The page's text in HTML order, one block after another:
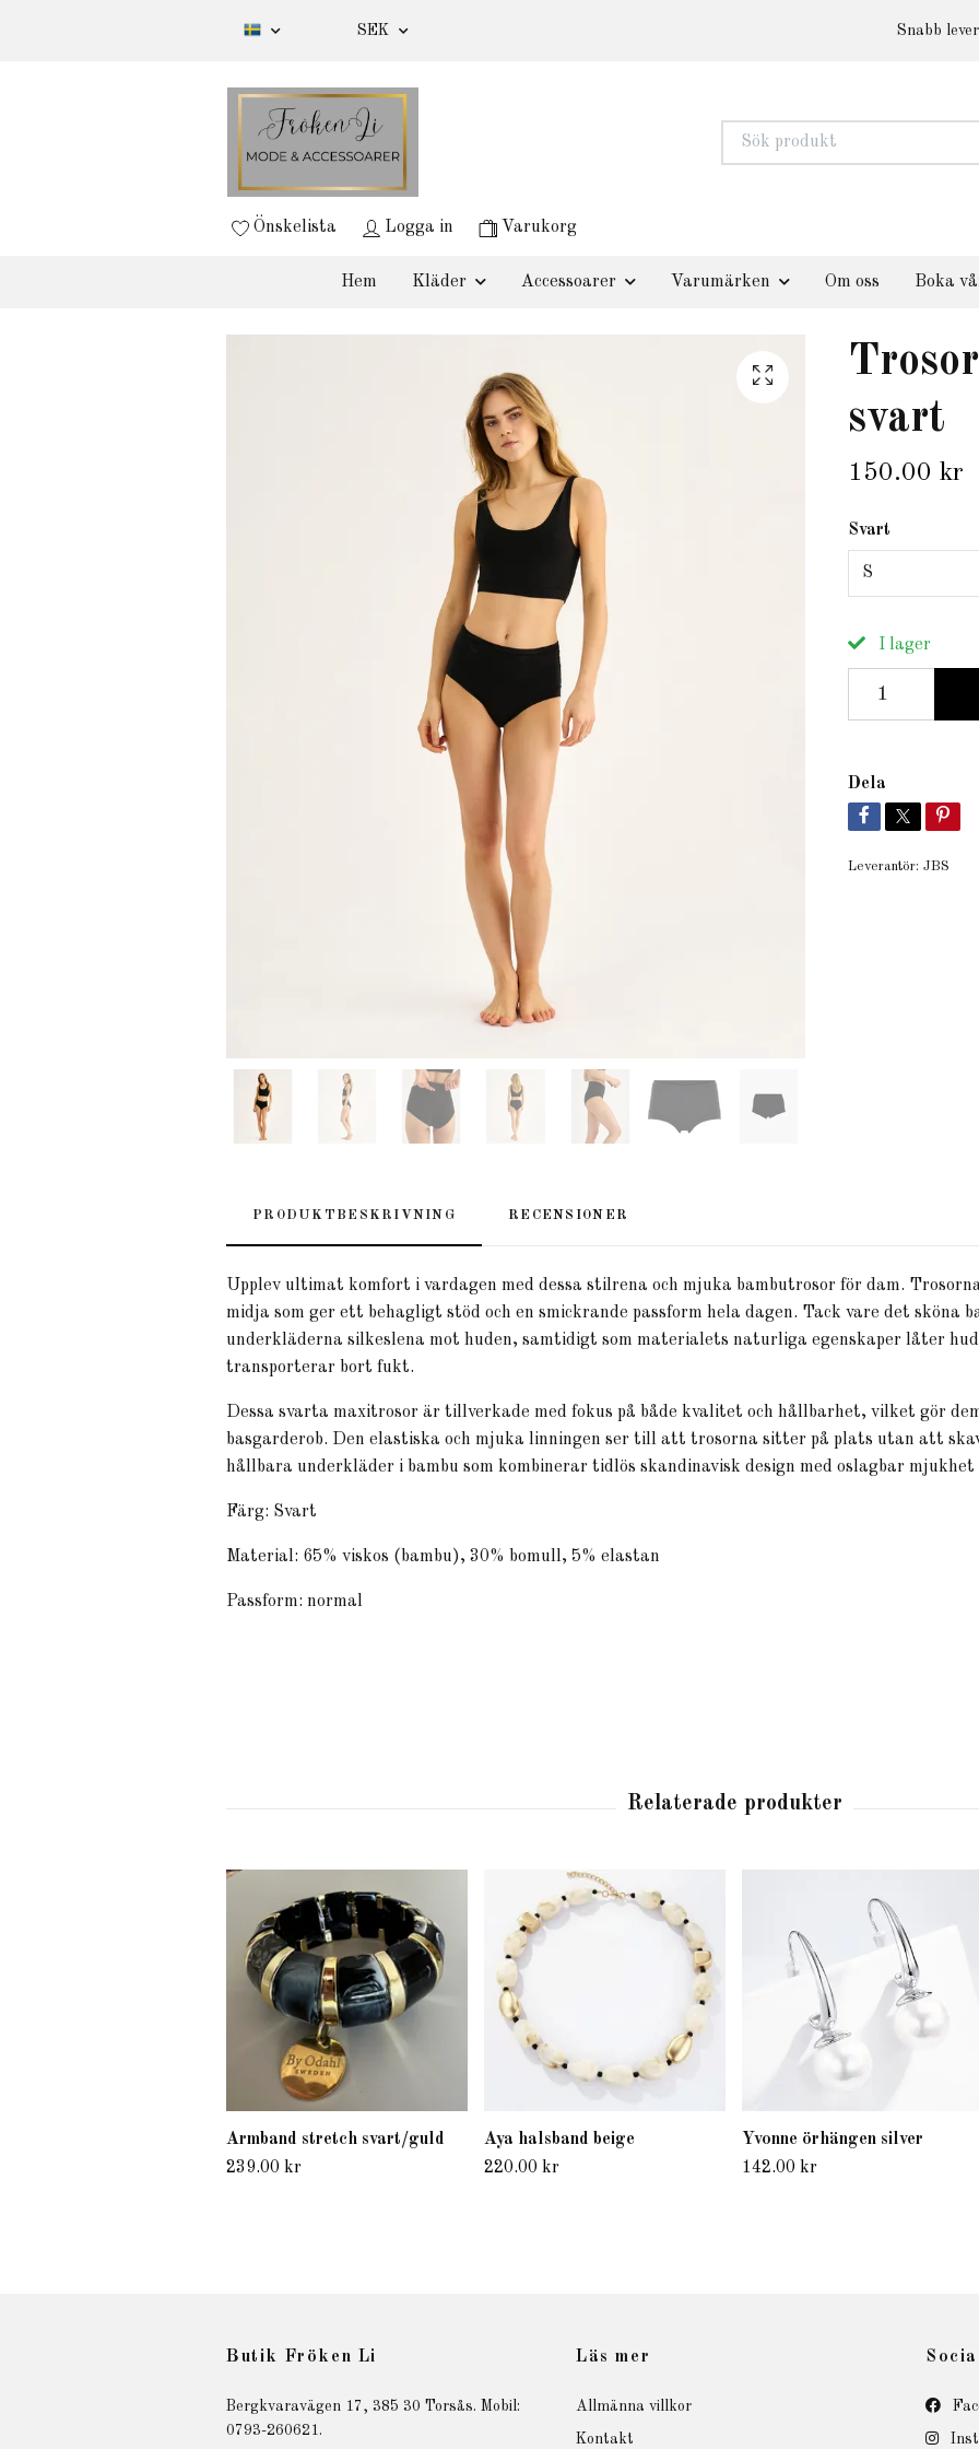
SEK Snabb
Önskelista Logga in Varukorg
Hem Kläder Accessoarer Varumärken Om oss Boka
svart
150.00 kr
Svart
S
I lager
Dela
Leverantör: JBS
PRODUKTBESKRIVNING RECENSIONER
Upplev ultimat komfort i vardagen med dessa stilrena och mjuka bambutrosor för dam.
midja som ger ett behagligt stöd och en smickrande passform hela dagen. Tack vare det sköna
underkläderna silkeslena mot huden, samtidigt som materialets naturliga egenskaper låter
transporterar bort fukt.
Dessa svarta maxitrosor är tillverkade med fokus på både kvalitet och hållbarhet, vilket gör
basgarderob. Den elastiska och mjuka linningen ser till att trosorna sitter på plats utan att
hållbara underkläder i bambu som kombinerar tidlös skandinavisk design med oslagbar mjukhet
Färg: Svart
Material: 65% viskos (bambu), 30% bomull, 5% elastan
Passform: normal
Armband stretch svart/guld
239.00 kr
Aya halsband beige
220.00 kr
Yvonne örhängen silver
142.00 kr
Butik Fröken Li
Bergkvaravägen 17, 385 30 Torsås. Mobil:
0793-260621.
Läs mer
Allmänna villkor
Kontakt